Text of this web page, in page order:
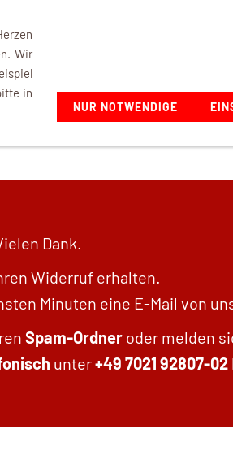
Dank.
Widerruf erhalten.
Minuten eine E-Mail von
Spam-Ordneroder melden
unter+49 7021 92807-02
Wir
in
NUR NOTWENDIGE